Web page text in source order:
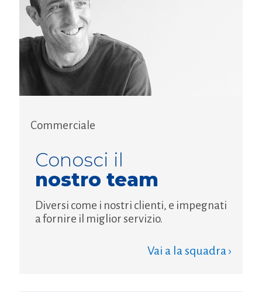
Commerciale
Conosci il
nostro team
Diversi come i nostri clienti, e impegnati
a fornire il miglior servizio.
Vai a la squadra ›